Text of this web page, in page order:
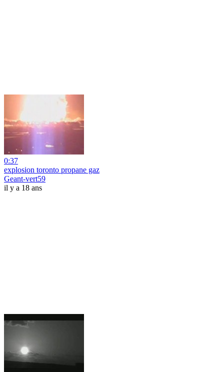
0:37
explosion toronto propane gaz
Geant-vert59
il y a 18 ans